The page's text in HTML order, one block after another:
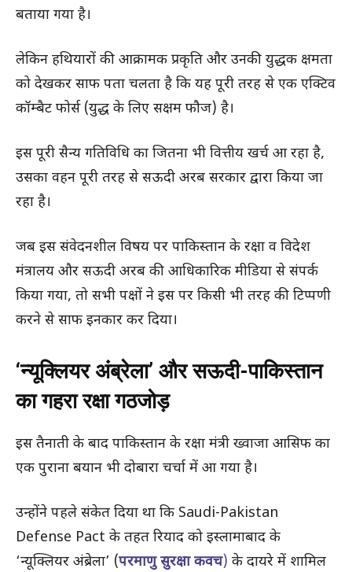
बताया गया है।
लेकिन हथियारों की आक्रामक प्रकृति और उनकी युद्धक क्षमता
को देखकर साफ पता चलता है कि यह पूरी तरह से एक एक्टिव
कॉम्बैट फोर्स (युद्ध के लिए सक्षम फौज) है।
इस पूरी सैन्य गतिविधि का जितना भी वित्तीय खर्च आ रहा है,
उसका वहन पूरी तरह से सऊदी अरब सरकार द्वारा किया जा
रहा है।
जब इस संवेदनशील विषय पर पाकिस्तान के रक्षा व विदेश
मंत्रालय और सऊदी अरब की आधिकारिक मीडिया से संपर्क
किया गया, तो सभी पक्षों ने इस पर किसी भी तरह की टिप्पणी
करने से साफ इनकार कर दिया।
‘न्यूक्लियर अंब्रेला’ और सऊदी-पाकिस्तान
का गहरा रक्षा गठजोड़
इस तैनाती के बाद पाकिस्तान के रक्षा मंत्री ख्वाजा आसिफ का
एक पुराना बयान भी दोबारा चर्चा में आ गया है।
उन्होंने पहले संकेत दिया था कि Saudi-Pakistan
Defense Pact के तहत रियाद को इस्लामाबाद के
‘न्यूक्लियर अंब्रेला’ (परमाणु सुरक्षा कवच) के दायरे में शामिल